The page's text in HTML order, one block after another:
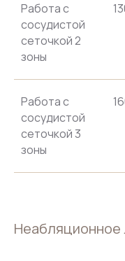
Работа с
сосудистой
сеточкой 2
зоны
Работа с
сосудистой
сеточкой 3
зоны